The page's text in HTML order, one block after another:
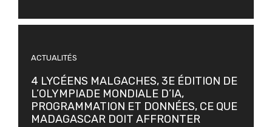
ACTUALITÉS
4 LYCÉENS MALGACHES, 3E ÉDITION DE
L’OLYMPIADE MONDIALE D’IA,
PROGRAMMATION ET DONNÉES, CE QUE
MADAGASCAR DOIT AFFRONTER